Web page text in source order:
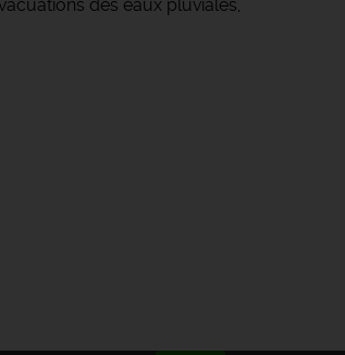
des eaux pluviales,